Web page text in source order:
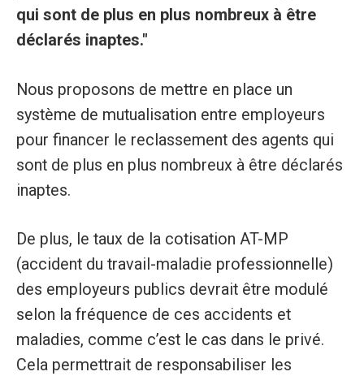
qui sont de plus en plus nombreux à être
déclarés inaptes."
Nous proposons de mettre en place un
système de mutualisation entre employeurs
pour financer le reclassement des agents qui
sont de plus en plus nombreux à être déclarés
inaptes.
De plus, le taux de la cotisation AT-MP
(accident du travail-maladie professionnelle)
des employeurs publics devrait être modulé
selon la fréquence de ces accidents et
maladies, comme c’est le cas dans le privé.
Cela permettrait de responsabiliser les